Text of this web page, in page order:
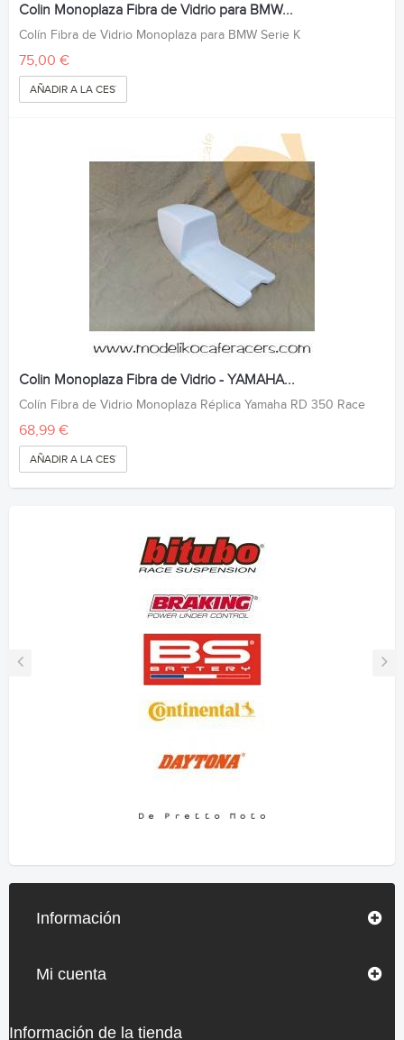
Colin Monoplaza Fibra de Vidrio para BMW...
Colín Fibra de Vidrio Monoplaza para BMW Serie K
75,00 €
AÑADIR A LA CESTA
Colin Monoplaza Fibra de Vidrio - YAMAHA...
Colín Fibra de Vidrio Monoplaza Réplica Yamaha RD 350 Race
68,99 €
AÑADIR A LA CESTA
Información
Mi cuenta
Información de la tienda